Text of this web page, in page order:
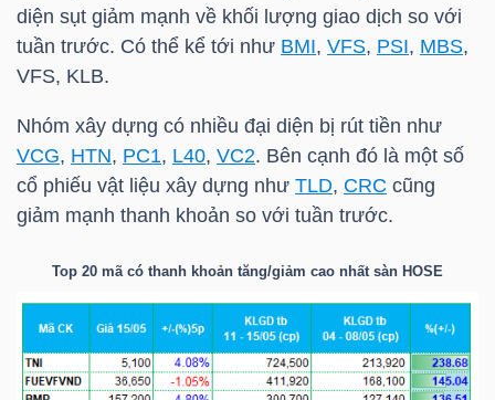
diện sụt giảm mạnh về khối lượng giao dịch so với
tuần trước. Có thể kể tới như BMI, VFS, PSI, MBS,
VFS, KLB.
Nhóm xây dựng có nhiều đại diện bị rút tiền như
VCG, HTN, PC1, L40, VC2. Bên cạnh đó là một số
cổ phiếu vật liệu xây dựng như TLD, CRC cũng
giảm mạnh thanh khoản so với tuần trước.
Top 20 mã có thanh khoản tăng/giảm cao nhất sàn HOSE
CỔ
PHIẾU
PHÁI
SINH
PHIẾU